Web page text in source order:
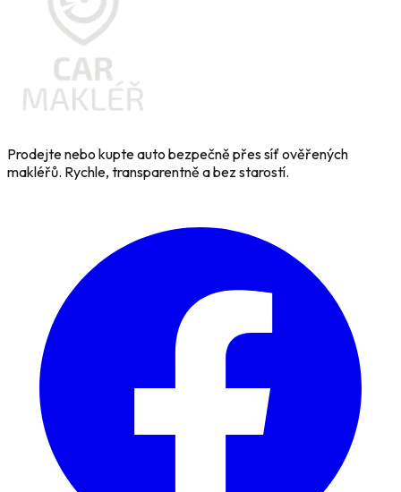
Prodejte nebo kupte auto bezpečně přes síť ověřených
makléřů. Rychle, transparentně a bez starostí.